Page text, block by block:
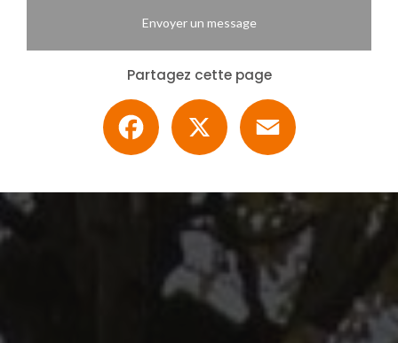
Envoyer un message
Partagez cette page
Facebook